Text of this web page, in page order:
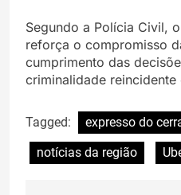
Segundo a Polícia Civil,
reforça o compromisso
cumprimento das
criminalidade
Tagged:
expresso do
notícias da região